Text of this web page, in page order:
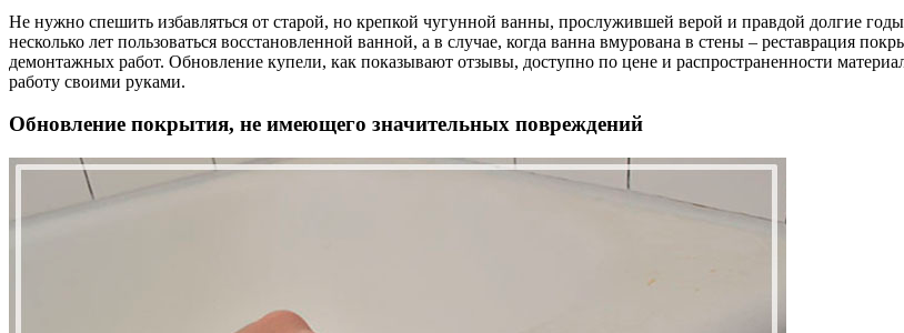
Не нужно спешить избавляться от старой, но крепкой чугунной ванны, прослужившей верой и правдой долгие
несколько лет пользоваться восстановленной ванной, а в случае, когда ванна вмурована в стены – реставрация
демонтажных работ. Обновление купели, как показывают отзывы, доступно по цене и распространенности
работу своими руками.
Обновление покрытия, не имеющего значительных повреждений